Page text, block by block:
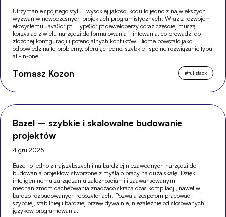
Utrzymanie spójnego stylu i wysokiej jakości kodu to jedno z największych
wyzwań w nowoczesnych projektach programistycznych. Wraz z rozwojem
ekosystemu JavaScript i TypeScript deweloperzy coraz częściej muszą
korzystać z wielu narzędzi do formatowania i lintowania, co prowadzi do
złożonej konfiguracji i potencjalnych konfliktów. Biome powstało jako
odpowiedź na te problemy, oferując jedno, szybkie i spójne rozwiązanie typu
all-in-one.
Tomasz Kozon #fullstack
Bazel – szybkie i skalowalne budowanie
projektów
4 gru 2025
Bazel to jedno z najszybszych i najbardziej niezawodnych narzędzi do
budowania projektów, stworzone z myślą o pracy na dużą skalę. Dzięki
inteligentnemu zarządzaniu zależnościami i zaawansowanym
mechanizmom cache’owania znacząco skraca czas kompilacji, nawet w
bardzo rozbudowanych repozytoriach. Pozwala zespołom pracować
szybciej, stabilniej i bardziej przewidywalnie, niezależnie od stosowanych
języków programowania.